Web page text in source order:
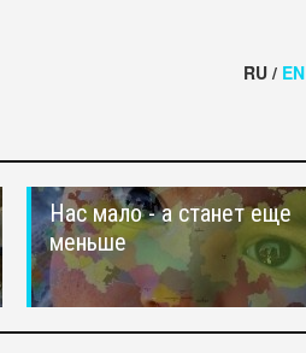
RU / EN
Нас мало - а станет еще
меньше